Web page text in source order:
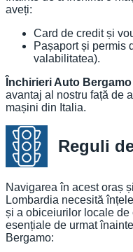
aveți:
Card de credit și
Pașaport și permis
valabilitatea).
Închirieri Auto
avantaj al nostru față de
mașini din Italia.
Reguli
Navigarea în acest oraș
Lombardia necesită
și a obiceiurilor locale
esențiale de urmat
Bergamo: